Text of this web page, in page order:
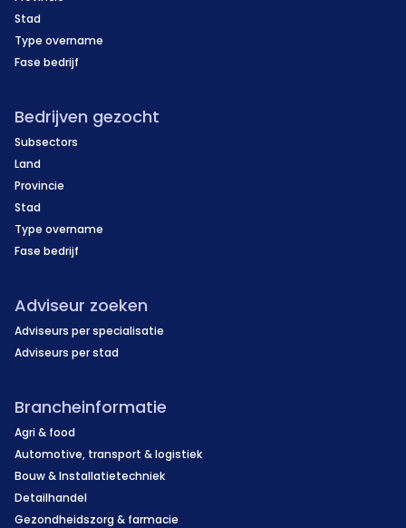
Stad
Type overname
Fase bedrijf
Bedrijven gezocht
Subsectors
Land
Provincie
Stad
Type overname
Fase bedrijf
Adviseur zoeken
Adviseurs per specialisatie
Adviseurs per stad
Brancheinformatie
Agri & food
Automotive, transport & logistiek
Bouw & Installatietechniek
Detailhandel
Gezondheidszorg & farmacie